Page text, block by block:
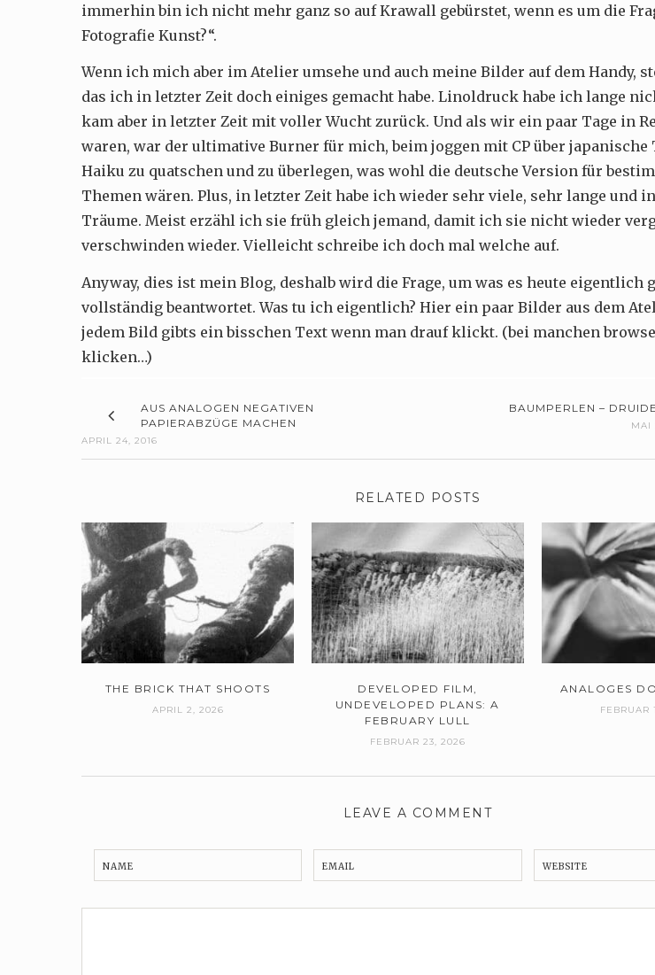
immerhin bin ich nicht mehr ganz so auf Krawall gebürstet, wenn es um die
Fotografie Kunst?“.
Wenn ich mich aber im Atelier umsehe und auch meine Bilder auf dem Handy,
das ich in letzter Zeit doch einiges gemacht habe. Linoldruck habe ich lange
kam aber in letzter Zeit mit voller Wucht zurück. Und als wir ein paar Tage in
waren, war der ultimative Burner für mich, beim joggen mit CP über japanische
Haiku zu quatschen und zu überlegen, was wohl die deutsche Version für
Themen wären. Plus, in letzter Zeit habe ich wieder sehr viele, sehr lange und
Träume. Meist erzähl ich sie früh gleich jemand, damit ich sie nicht wieder
verschwinden wieder. Vielleicht schreibe ich doch mal welche auf.
Anyway, dies ist mein Blog, deshalb wird die Frage, um was es heute eigentlich
vollständig beantwortet. Was tu ich eigentlich? Hier ein paar Bilder aus dem
jedem Bild gibts ein bisschen Text wenn man drauf klickt. (bei manchen
klicken…)
AUS ANALOGEN NEGATIVEN
PAPIERABZÜGE MACHEN
APRIL 24, 2016
BAUMPERLEN –
MAI
RELATED POSTS
THE BRICK THAT SHOOTS
APRIL 2, 2026
DEVELOPED FILM,
UNDEVELOPED PLANS: A
FEBRUARY LULL
FEBRUAR 23, 2026
ANALOGES
FEBRUAR
LEAVE A COMMENT
NAME EMAIL WEBSITE